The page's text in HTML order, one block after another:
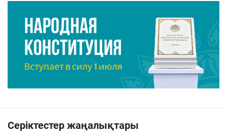
Серіктестер жаңалықтары